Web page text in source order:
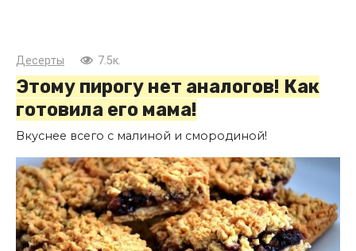
Десерты 7.5к.
Этому пирогу нет аналогов! Как
готовила его мама!
Вкуснее всего с малиной и смородиной!